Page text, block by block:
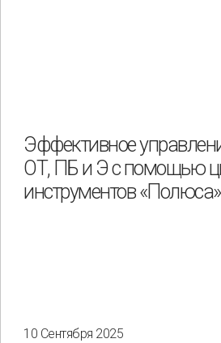
Эффективное
ОТ, ПБ и Э с помощью
инструментов «Полюса»
10 Сентября 2025